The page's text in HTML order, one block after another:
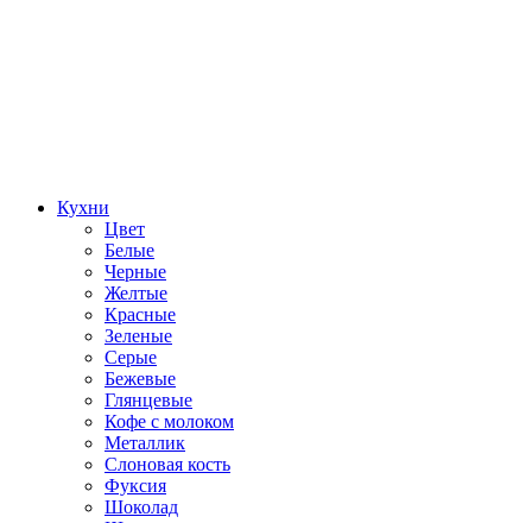
Кухни
Цвет
Белые
Черные
Желтые
Красные
Зеленые
Серые
Бежевые
Глянцевые
Кофе с молоком
Металлик
Слоновая кость
Фуксия
Шоколад